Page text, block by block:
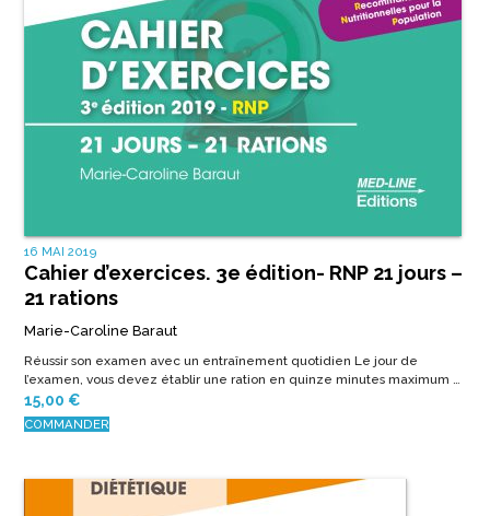
16 MAI 2019
Cahier d’exercices. 3e édition- RNP 21 jours –
21 rations
Marie-Caroline Baraut
Réussir son examen avec un entraînement quotidien Le jour de
l’examen, vous devez établir une ration en quinze minutes maximum …
15,00 €
COMMANDER